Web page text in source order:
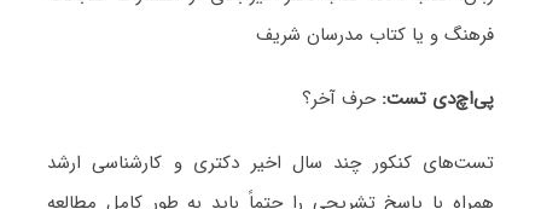
فرهنگ و یا کتاب مدرسان شریف
پیاچدی تست:حرف آخر؟
تست‌های کنکور چند سال اخیر دکتری و کارشناسی ارشد